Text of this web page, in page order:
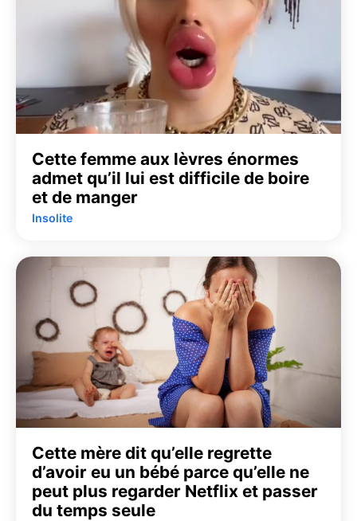
Cette femme aux lèvres énormes
admet qu’il lui est difficile de boire
et de manger
Insolite
Cette mère dit qu’elle regrette
d’avoir eu un bébé parce qu’elle ne
peut plus regarder Netflix et passer
du temps seule